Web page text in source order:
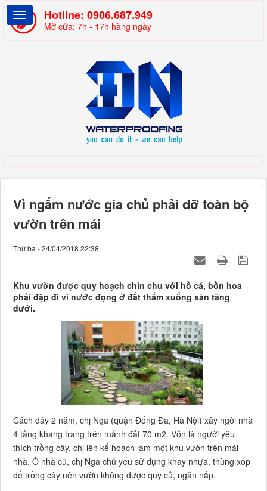
Hotline: 0906.687.949
Mở cửa: 7h - 17h hàng ngày
Vì ngấm nước gia chủ phải dỡ toàn bộ
vườn trên mái
Thứ ba - 24/04/2018 22:38
Khu vườn được quy hoạch chỉn chu với hồ cá, bồn hoa
phải đập đi vì nước đọng ở đất thấm xuống sàn tầng
dưới.
Cách đây 2 năm, chị Nga (quận Đống Đa, Hà Nội) xây ngôi nhà
4 tầng khang trang trên mảnh đất 70 m2. Vốn là người yêu
thích trồng cây, chị lên kế hoạch làm một khu vườn trên mái
nhà. Ở nhà cũ, chị Nga chủ yếu sử dụng khay nhựa, thùng xốp
để trồng cây nên vườn không được quy củ, ngăn nắp.